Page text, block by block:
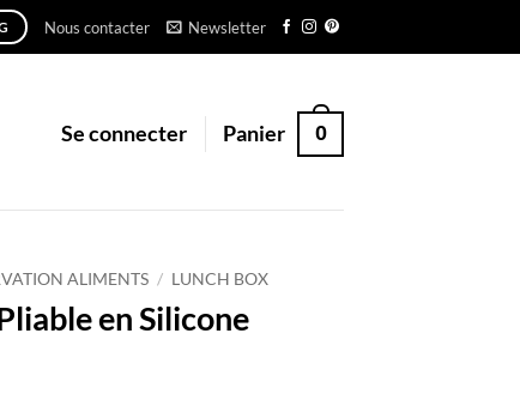
Nous contacter Newsletter
Se connecter Panier 0
ALIMENTS / LUNCH BOX
en Silicone